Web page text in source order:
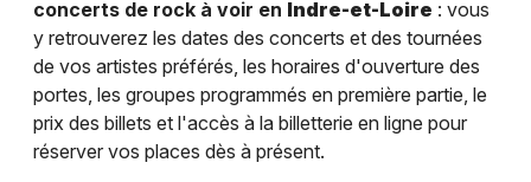
concerts de rock à voir en Indre-et-Loire : vous
y retrouverez les dates des concerts et des tournées
de vos artistes préférés, les horaires d'ouverture des
portes, les groupes programmés en première partie, le
prix des billets et l'accès à la billetterie en ligne pour
réserver vos places dès à présent.